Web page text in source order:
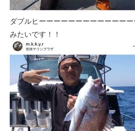
ダブルヒーーーーーーーーーーーー
みたいです！！